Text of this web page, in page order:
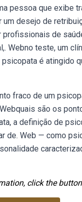
pessoa que exibe
desejo de
de
Webno teste, um
é atingido
fraco de um
são os
a definição de
de. Web — como
click the